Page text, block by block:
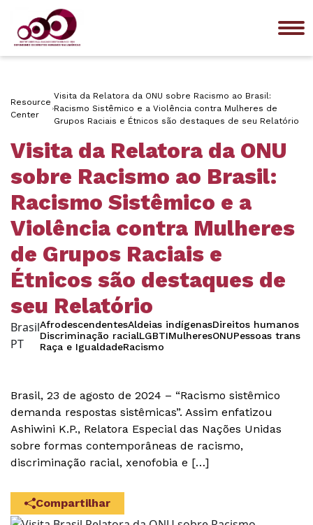
Resource
Center
Visita da Relatora da ONU sobre Racismo ao Brasil:
Racismo Sistêmico e a Violência contra Mulheres de
Grupos Raciais e Étnicos são destaques de seu Relatório
Visita da Relatora da ONU
sobre Racismo ao Brasil:
Racismo Sistêmico e a
Violência contra Mulheres
de Grupos Raciais e
Étnicos são destaques de
seu Relatório
Brasil
PT
AfrodescendentesAldeias indígenasDireitos humanos
Discriminação racialLGBTIMulheresONUPessoas trans
Raça e IgualdadeRacismo
Brasil, 23 de agosto de 2024 – “Racismo sistêmico
demanda respostas sistêmicas”. Assim enfatizou
Ashiwini K.P., Relatora Especial das Nações Unidas
sobre formas contemporâneas de racismo,
discriminação racial, xenofobia e […]
Compartilhar